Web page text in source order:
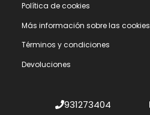
Polí­tica de cookies
Más información sobre las cookies
Términos y condiciones
Devoluciones
931273404